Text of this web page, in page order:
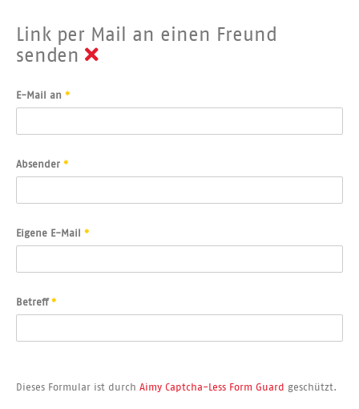
Link per Mail an einen Freund
senden
E-Mail an *
Absender *
Eigene E-Mail *
Betreff*
Dieses Formular ist durch Aimy Captcha-Less Form Guard geschützt.